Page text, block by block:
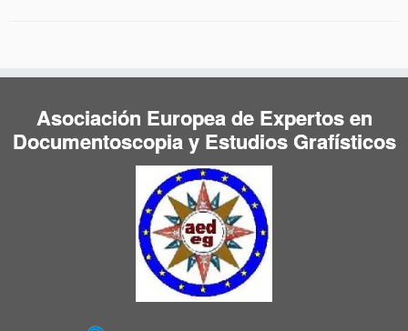
Asociación Europea de Expertos en
Documentoscopia y Estudios Grafísticos